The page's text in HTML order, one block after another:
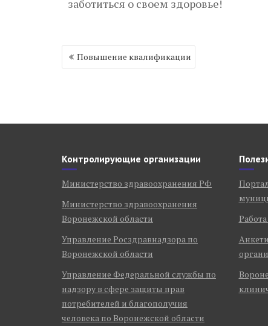
заботиться о своем здоровье!
Навигация
по
Повышение квалификации
Контролирующие организации
Министерство здравоохранения РФ
Министерство здравоохранения
Воронежской области
Управление Росздравнадзора по
Воронежской области
Управление Федеральной службы по
надзору в сфере защиты прав
потребителей и благополучия
человека по Воронежской области